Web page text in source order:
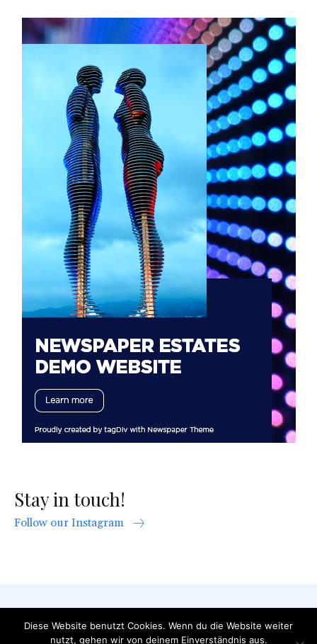
Stay in touch!
Follow our Instagram
AGB Datenschutzerklärung
FAQ
Diese Website benutzt Cookies. Wenn du die Website weiter
nutzt, gehen wir von deinem Einverständnis aus.